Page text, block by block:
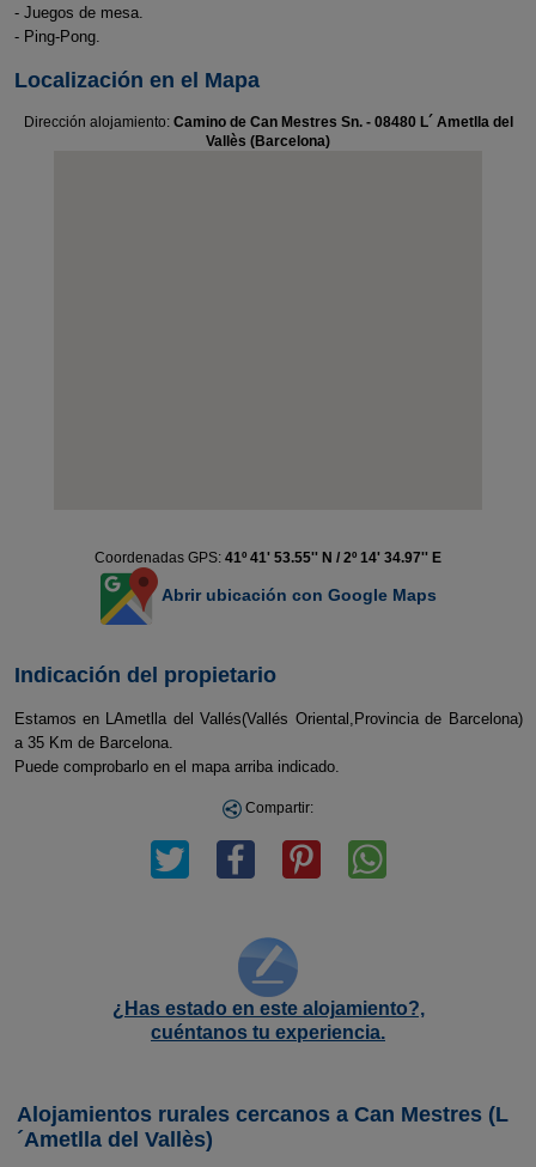
- Juegos de mesa.
- Ping-Pong.
Localización en el Mapa
Dirección alojamiento: Camino de Can Mestres Sn. - 08480 L´ Ametlla del
Vallès (Barcelona)
Coordenadas GPS: 41º 41' 53.55'' N / 2º 14' 34.97'' E
Abrir ubicación con Google Maps
Indicación del propietario
Estamos en LAmetlla del Vallés(Vallés Oriental,Provincia de Barcelona)
a 35 Km de Barcelona.
Puede comprobarlo en el mapa arriba indicado.
Compartir:
¿Has estado en este alojamiento?,
cuéntanos tu experiencia.
Alojamientos rurales cercanos a Can Mestres (L
´Ametlla del Vallès)